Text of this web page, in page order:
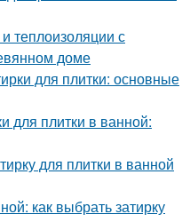
теплоизоляции с
доме
для плитки: основные
для плитки в ванной:
для плитки в ванной
как выбрать затирку